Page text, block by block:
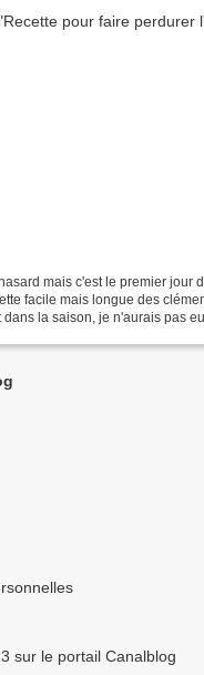
mais c'est le premier jour
facile mais longue des
la saison, je n'aurais pas eu
sur le portail Canalblog